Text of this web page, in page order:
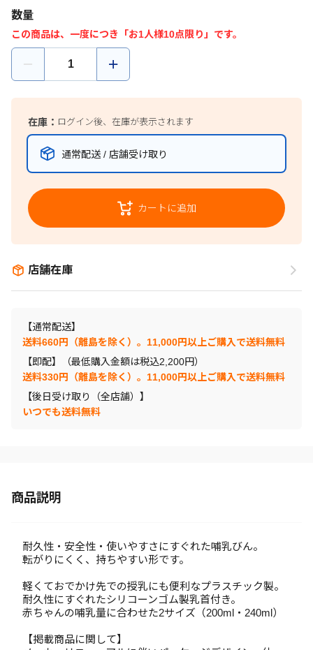
数量
この商品は、一度につき「お1人様10点限り」です。
在庫： ログイン後、在庫が表示されます
通常配送 / 店舗受け取り
カートに追加
店舗在庫
【通常配送】
送料660円（離島を除く）。11,000円以上ご購入で送料無料
【即配】（最低購入金額は税込2,200円）
送料330円（離島を除く）。11,000円以上ご購入で送料無料
【後日受け取り（全店舗）】
いつでも送料無料
商品説明
耐久性・安全性・使いやすさにすぐれた哺乳びん。
転がりにくく、持ちやすい形です。
軽くておでかけ先での授乳にも便利なプラスチック製。
耐久性にすぐれたシリコーンゴム製乳首付き。
赤ちゃんの哺乳量に合わせた2サイズ（200ml・240ml）
【掲載商品に関して】